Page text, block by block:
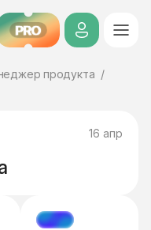
PRO
продукта
16 апр
МЭТЧ